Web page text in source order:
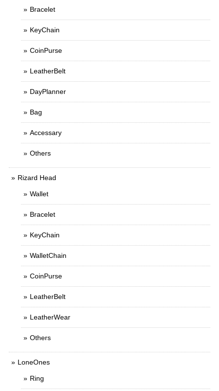
Bracelet
KeyChain
CoinPurse
LeatherBelt
DayPlanner
Bag
Accessary
Others
Rizard Head
Wallet
Bracelet
KeyChain
WalletChain
CoinPurse
LeatherBelt
LeatherWear
Others
LoneOnes
Ring